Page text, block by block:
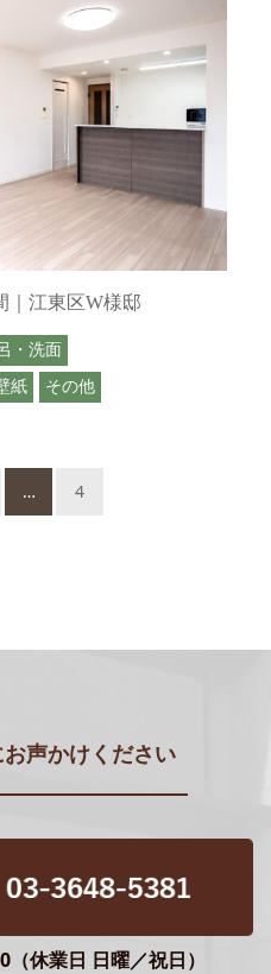
｜江東区W様邸
・洗面
紙 その他
… 4
声かけください
休業日 日曜／祝日）